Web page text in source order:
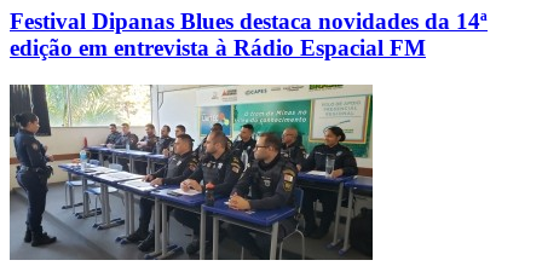
Festival Dipanas Blues destaca novidades da 14ª
edição em entrevista à Rádio Espacial FM